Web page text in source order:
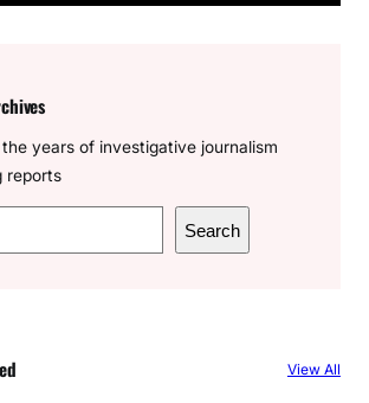
years of investigative journalism
reports
Search
View All